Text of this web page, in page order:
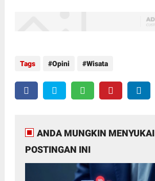
Tags Opini Wisata
ANDA MUNGKIN MENYUKAI
POSTINGAN INI